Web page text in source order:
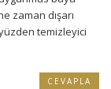
zaman dışarı
temizleyici
CEVAPLA